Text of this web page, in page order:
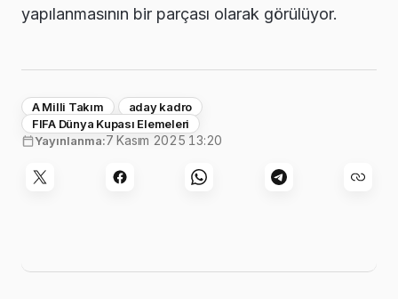
yapılanmasının bir parçası olarak görülüyor.
A Milli Takım
aday kadro
FIFA Dünya Kupası Elemeleri
Yayınlanma:7 Kasım 2025 13:20